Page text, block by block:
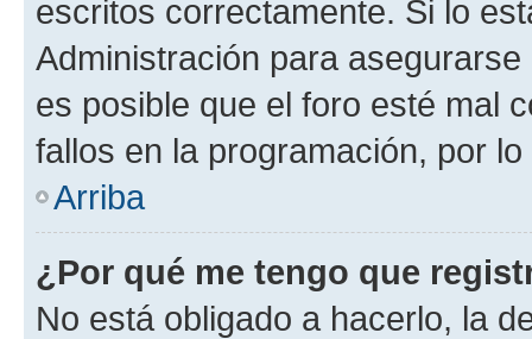
escritos correctamente. Si lo
Administración para
es posible que el foro esté mal
fallos en la programación, por
Arriba
¿Por qué me tengo que
No está obligado a hacerlo, la